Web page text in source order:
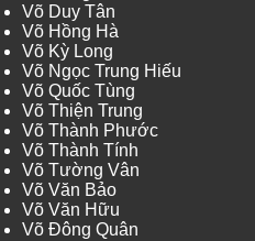
Võ Duy Tân
Võ Hồng Hà
Võ Kỳ Long
Võ Ngọc Trung Hiếu
Võ Quốc Tùng
Võ Thiện Trung
Võ Thành Phước
Võ Thành Tính
Võ Tường Vân
Võ Văn Bảo
Võ Văn Hữu
Võ Đông Quân